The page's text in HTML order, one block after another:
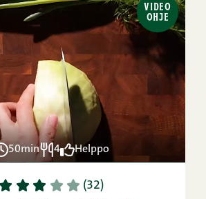
VIDEO
OHJE
50min 4 Helppo
1 2 3 4 5 (32)